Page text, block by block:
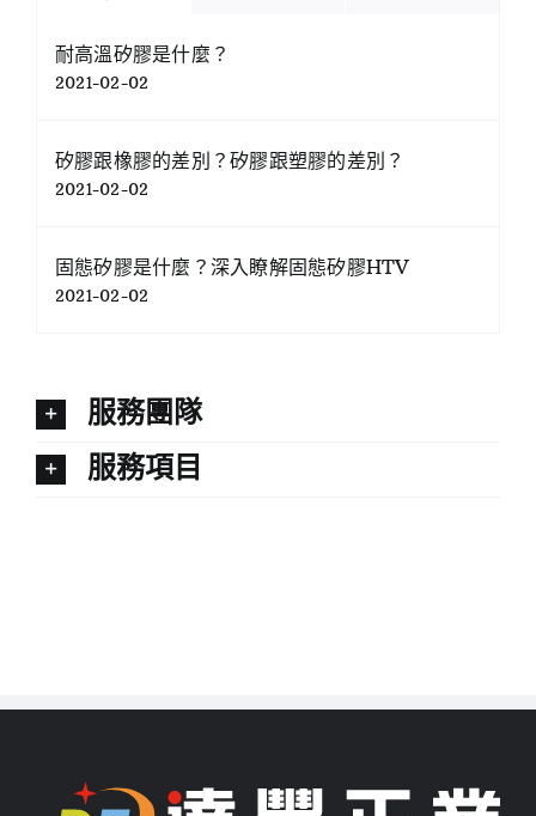
耐高溫矽膠是什麼？
2021-02-02
矽膠跟橡膠的差別？矽膠跟塑膠的差別？
2021-02-02
固態矽膠是什麼？深入瞭解固態矽膠HTV
2021-02-02
服務團隊
服務項目